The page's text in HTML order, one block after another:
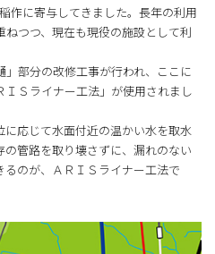
作に寄与してきました。長年の利用
つつ、現在も現役の施設として利
部分の改修工事が行われ、ここに
Ｓライナー工法」が使用されまし
応じて水面付近の温かい水を取水
管路を取り壊さずに、漏れのない
のが、ＡＲＩＳライナー工法で